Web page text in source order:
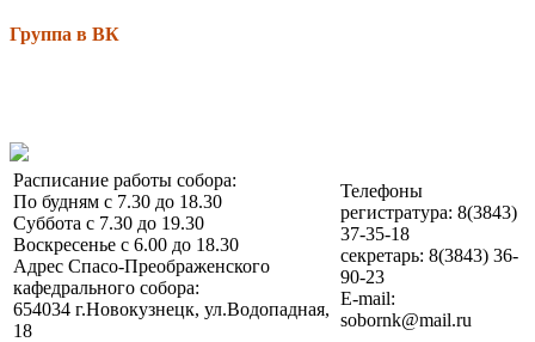
Группа в ВК
Расписание работы собора:
По будням с 7.30 до 18.30
Суббота с 7.30 до 19.30
Воскресенье с 6.00 до 18.30
Адрес Спасо-Преображенского
кафедрального собора:
654034 г.Новокузнецк, ул.Водопадная,
18
Телефоны
регистратура: 8(3843)
37-35-18
секретарь: 8(3843) 36-
90-23
E-mail:
sobornk@mail.ru